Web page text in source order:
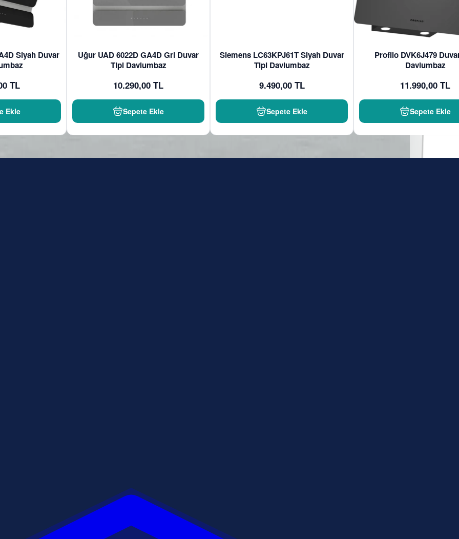
Siyah Duvar
TL
Ekle
Uğur UAD 6022D GA4D Gri Duvar
Tipi Davlumbaz
10.290,00 TL
Sepete Ekle
Siemens LC63KPJ61T Siyah Duvar
Tipi Davlumbaz
9.490,00 TL
Sepete Ekle
Profilo DVK6J479
Davlumbaz
11.990,00 TL
Sepete Ekle